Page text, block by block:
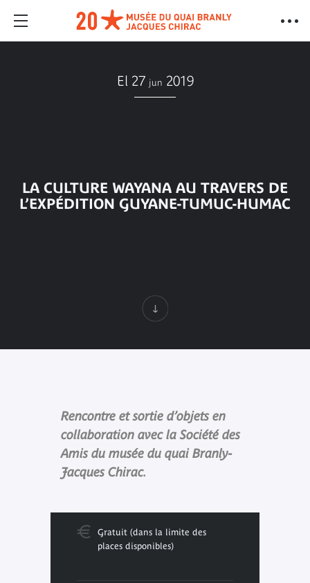
El 27 jun 2019
LA CULTURE WAYANA AU TRAVERS DE
L’EXPÉDITION GUYANE-TUMUC-HUMAC
Rencontre et sortie d’objets en
collaboration avec la Société des
Amis du musée du quai Branly-
Jacques Chirac.
Gratuit (dans la limite des
places disponibles)